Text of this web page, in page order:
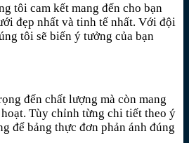
tôi cam kết mang đến cho bạn
đẹp nhất và tinh tế nhất. Với đội
tôi sẽ biến ý tưởng của bạn
đến chất lượng mà còn mang
Tùy chỉnh từng chi tiết theo ý
để bảng thực đơn phản ánh đúng